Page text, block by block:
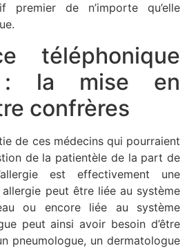
premier de n’importe qu’elle
téléphonique
: la mise en
confrères
de ces médecins qui pourraient
de la patientèle de la part de
est effectivement une
peut être liée au système
ou encore liée au système
peut ainsi avoir besoin d’être
pneumologue, un dermatologue